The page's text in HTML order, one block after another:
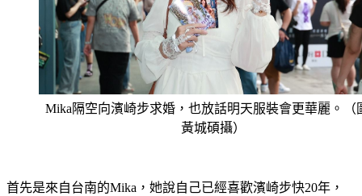
Mika隔空向濱崎步求婚，也放話明天服裝會更華麗。（
黃城碩攝）
只是上次來台時因為有門禁而無法親自朝聖，這次已經準備好